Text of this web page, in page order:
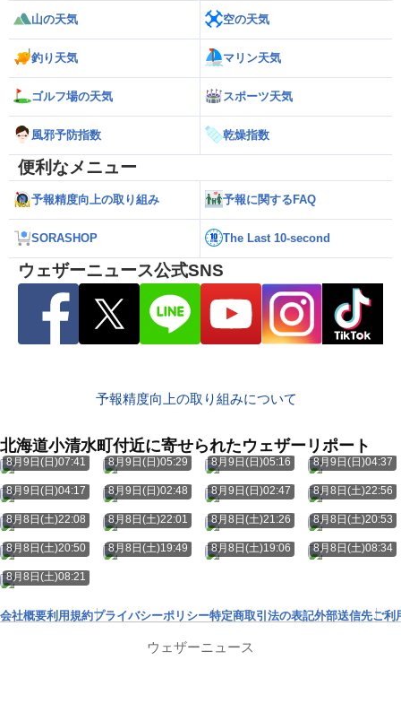
山の天気 空の天気
釣り天気 マリン天気
ゴルフ場の天気 スポーツ天気
風邪予防指数 乾燥指数
便利なメニュー
予報精度向上の取り組み 予報に関するFAQ
SORASHOP The Last 10-second
ウェザーニュース公式SNS
予報精度向上の取り組みについて
北海道小清水町付近に寄せられたウェザーリポート
8月9日(日)07:41 8月9日(日)05:29 8月9日(日)05:16 8月9日(日)04:37
8月9日(日)04:17 8月9日(日)02:48 8月9日(日)02:47 8月8日(土)22:56
8月8日(土)22:08 8月8日(土)22:01 8月8日(土)21:26 8月8日(土)20:53
8月8日(土)20:50 8月8日(土)19:49 8月8日(土)19:06 8月8日(土)08:34
8月8日(土)08:21
会社概要利用規約プライバシーポリシー特定商取引法の表記外部送信先ご利
ウェザーニュース